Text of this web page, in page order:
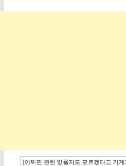
[어쩌면 관련 있을지도 모르겠다고 기